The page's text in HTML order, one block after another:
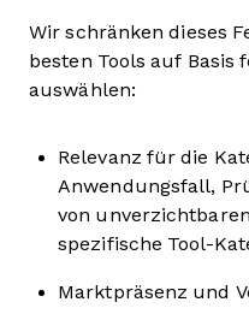
Wir schränken dieses
besten Tools auf Basis
auswählen:
Relevanz für die
Anwendungsfall,
von
spezifische Tool-
Marktpräsenz und